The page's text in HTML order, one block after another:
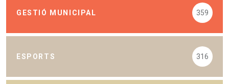
GESTIÓ MUNICIPAL 359
ESPORTS 316